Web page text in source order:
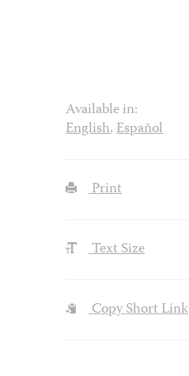
Available in:
English,Español
Print
Text Size
Copy Short Link